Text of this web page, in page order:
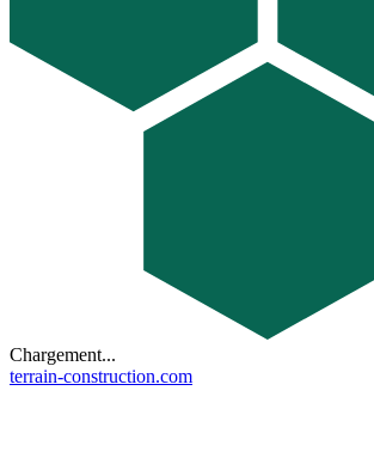
Chargement...
terrain-construction.com